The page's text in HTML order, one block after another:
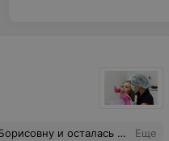
врач и замечательный человек! Еще